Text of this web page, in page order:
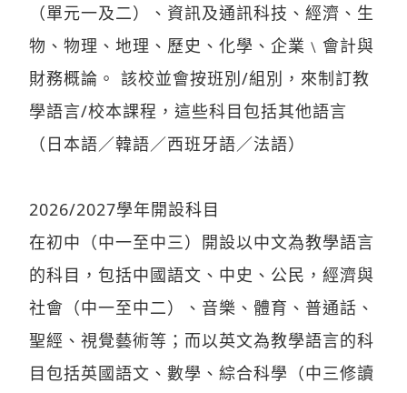
（單元一及二）、資訊及通訊科技、經濟、生
物、物理、地理、歷史、化學、企業﹨會計與
財務概論。 該校並會按班別/組別，來制訂教
學語言/校本課程，這些科目包括其他語言
（日本語／韓語／西班牙語／法語）
2026/2027學年開設科目
在初中（中一至中三）開設以中文為教學語言
的科目，包括中國語文、中史、公民，經濟與
社會（中一至中二）、音樂、體育、普通話、
聖經、視覺藝術等；而以英文為教學語言的科
目包括英國語文、數學、綜合科學（中三修讀